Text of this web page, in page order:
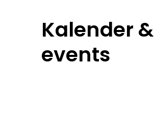
Kalender &
events